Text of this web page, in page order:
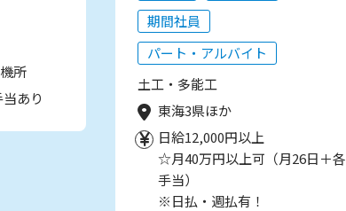
所
あり
期間社員
パート・アルバイト
土工・多能工
東海3県ほか
日給12,000円以上
☆月40万円以上可（月26日＋各
手当）
※日払・週払有！